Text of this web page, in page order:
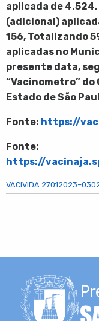
aplicada de 4.524,
(adicional)
156, Totalizando
aplicadas no
presente data,
“Vacinometro” do
Estado de São
Fonte: https://
Fonte:
https://
VACIVIDA